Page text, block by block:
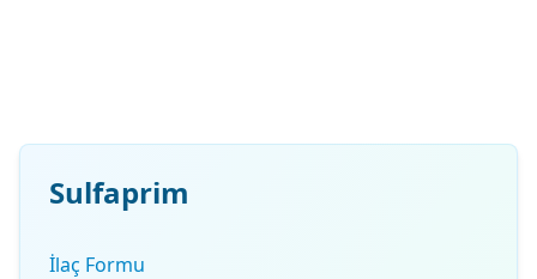
Sulfaprim
İlaç Formu